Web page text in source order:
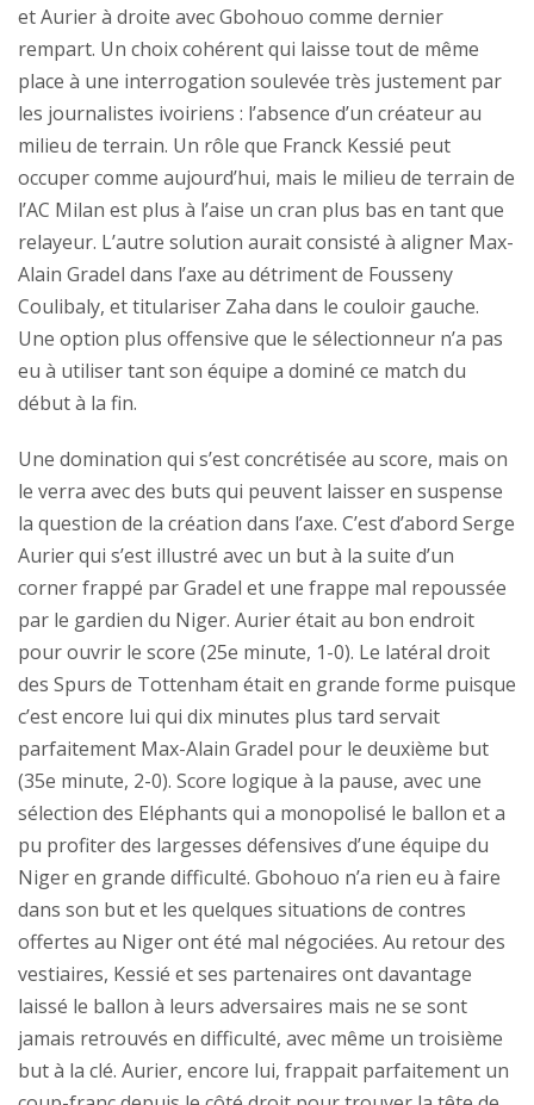
et Aurier à droite avec Gbohouo comme dernier
rempart. Un choix cohérent qui laisse tout de même
place à une interrogation soulevée très justement par
les journalistes ivoiriens : l’absence d’un créateur au
milieu de terrain. Un rôle que Franck Kessié peut
occuper comme aujourd’hui, mais le milieu de terrain de
l’AC Milan est plus à l’aise un cran plus bas en tant que
relayeur. L’autre solution aurait consisté à aligner Max-
Alain Gradel dans l’axe au détriment de Fousseny
Coulibaly, et titulariser Zaha dans le couloir gauche.
Une option plus offensive que le sélectionneur n’a pas
eu à utiliser tant son équipe a dominé ce match du
début à la fin.
Une domination qui s’est concrétisée au score, mais on
le verra avec des buts qui peuvent laisser en suspense
la question de la création dans l’axe. C’est d’abord Serge
Aurier qui s’est illustré avec un but à la suite d’un
corner frappé par Gradel et une frappe mal repoussée
par le gardien du Niger. Aurier était au bon endroit
pour ouvrir le score (25e minute, 1-0). Le latéral droit
des Spurs de Tottenham était en grande forme puisque
c’est encore lui qui dix minutes plus tard servait
parfaitement Max-Alain Gradel pour le deuxième but
(35e minute, 2-0). Score logique à la pause, avec une
sélection des Eléphants qui a monopolisé le ballon et a
pu profiter des largesses défensives d’une équipe du
Niger en grande difficulté. Gbohouo n’a rien eu à faire
dans son but et les quelques situations de contres
offertes au Niger ont été mal négociées. Au retour des
vestiaires, Kessié et ses partenaires ont davantage
laissé le ballon à leurs adversaires mais ne se sont
jamais retrouvés en difficulté, avec même un troisième
but à la clé. Aurier, encore lui, frappait parfaitement un